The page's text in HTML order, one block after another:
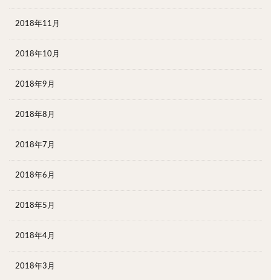
2018年11月
2018年10月
2018年9月
2018年8月
2018年7月
2018年6月
2018年5月
2018年4月
2018年3月